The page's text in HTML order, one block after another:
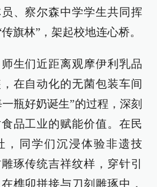
、察尔森中学学生共同挥
旗林”，架起校地连心桥。
生们近距离观摩伊利乳品
在自动化的无菌包装车间
瓶好奶诞生”的过程，深刻
品工业的赋能价值。在民
，同学们沉浸体验非遗技
琢传统吉祥纹样，穿针引
榫卯拼接与刀刻雕琢中，